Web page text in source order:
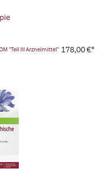
"Teil III Arzneimittel" 178,00 €*